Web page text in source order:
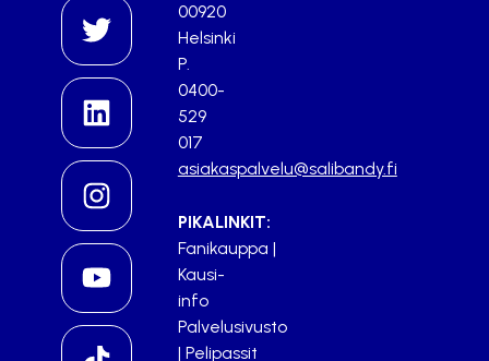
00920
Helsinki
P.
0400-
529
017
asiakaspalvelu@salibandy.fi
PIKALINKIT:
Fanikauppa |
Kausi-
info
Palvelusivusto
| Pelipassit